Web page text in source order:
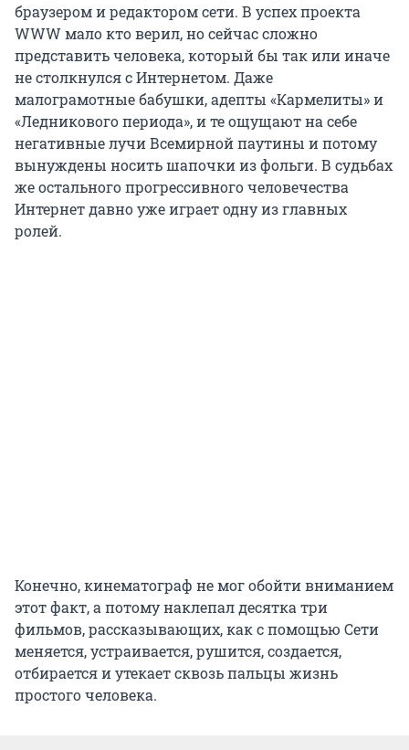
браузером и редактором сети. В успех проекта
WWW мало кто верил, но сейчас сложно
представить человека, который бы так или иначе
не столкнулся с Интернетом. Даже
малограмотные бабушки, адепты «Кармелиты» и
«Ледникового периода», и те ощущают на себе
негативные лучи Всемирной паутины и потому
вынуждены носить шапочки из фольги. В судьбах
же остального прогрессивного человечества
Интернет давно уже играет одну из главных
ролей.
Конечно, кинематограф не мог обойти вниманием
этот факт, а потому наклепал десятка три
фильмов, рассказывающих, как с помощью Сети
меняется, устраивается, рушится, создается,
отбирается и утекает сквозь пальцы жизнь
простого человека.